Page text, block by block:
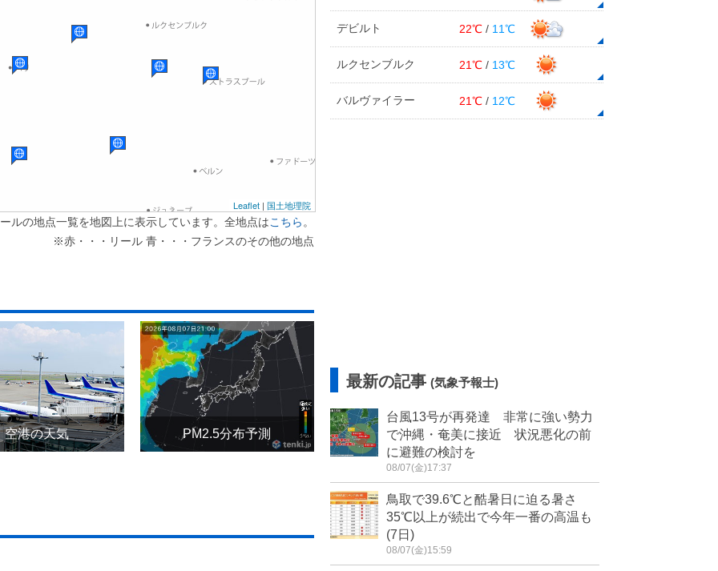
Leaflet | 国土地理院
ルの地点一覧を地図上に表示しています。全地点はこちら 。
※赤・・・リール 青・・・フランスのその他の地点
空港の天気 PM2.5分布予測
デビルト 22℃ / 11℃
ルクセンブルク 21℃ / 13℃
バルヴァイラー 21℃ / 12℃
最新の記事 (気象予報士)
台風13号が再発達 非常に強い勢力
で沖縄・奄美に接近 状況悪化の前
に避難の検討を
08/07(金)17:37
鳥取で39.6℃と酷暑日に迫る暑さ
35℃以上が続出で今年一番の高温も
(7日)
08/07(金)15:59